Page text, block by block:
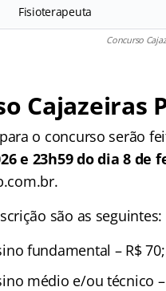
Fisioterapeuta
Concurso
Cajazeiras
o concurso serão
e 23h59 do dia 8 de
são as seguintes:
fundamental – R$ 70;
médio e/ou técnico –